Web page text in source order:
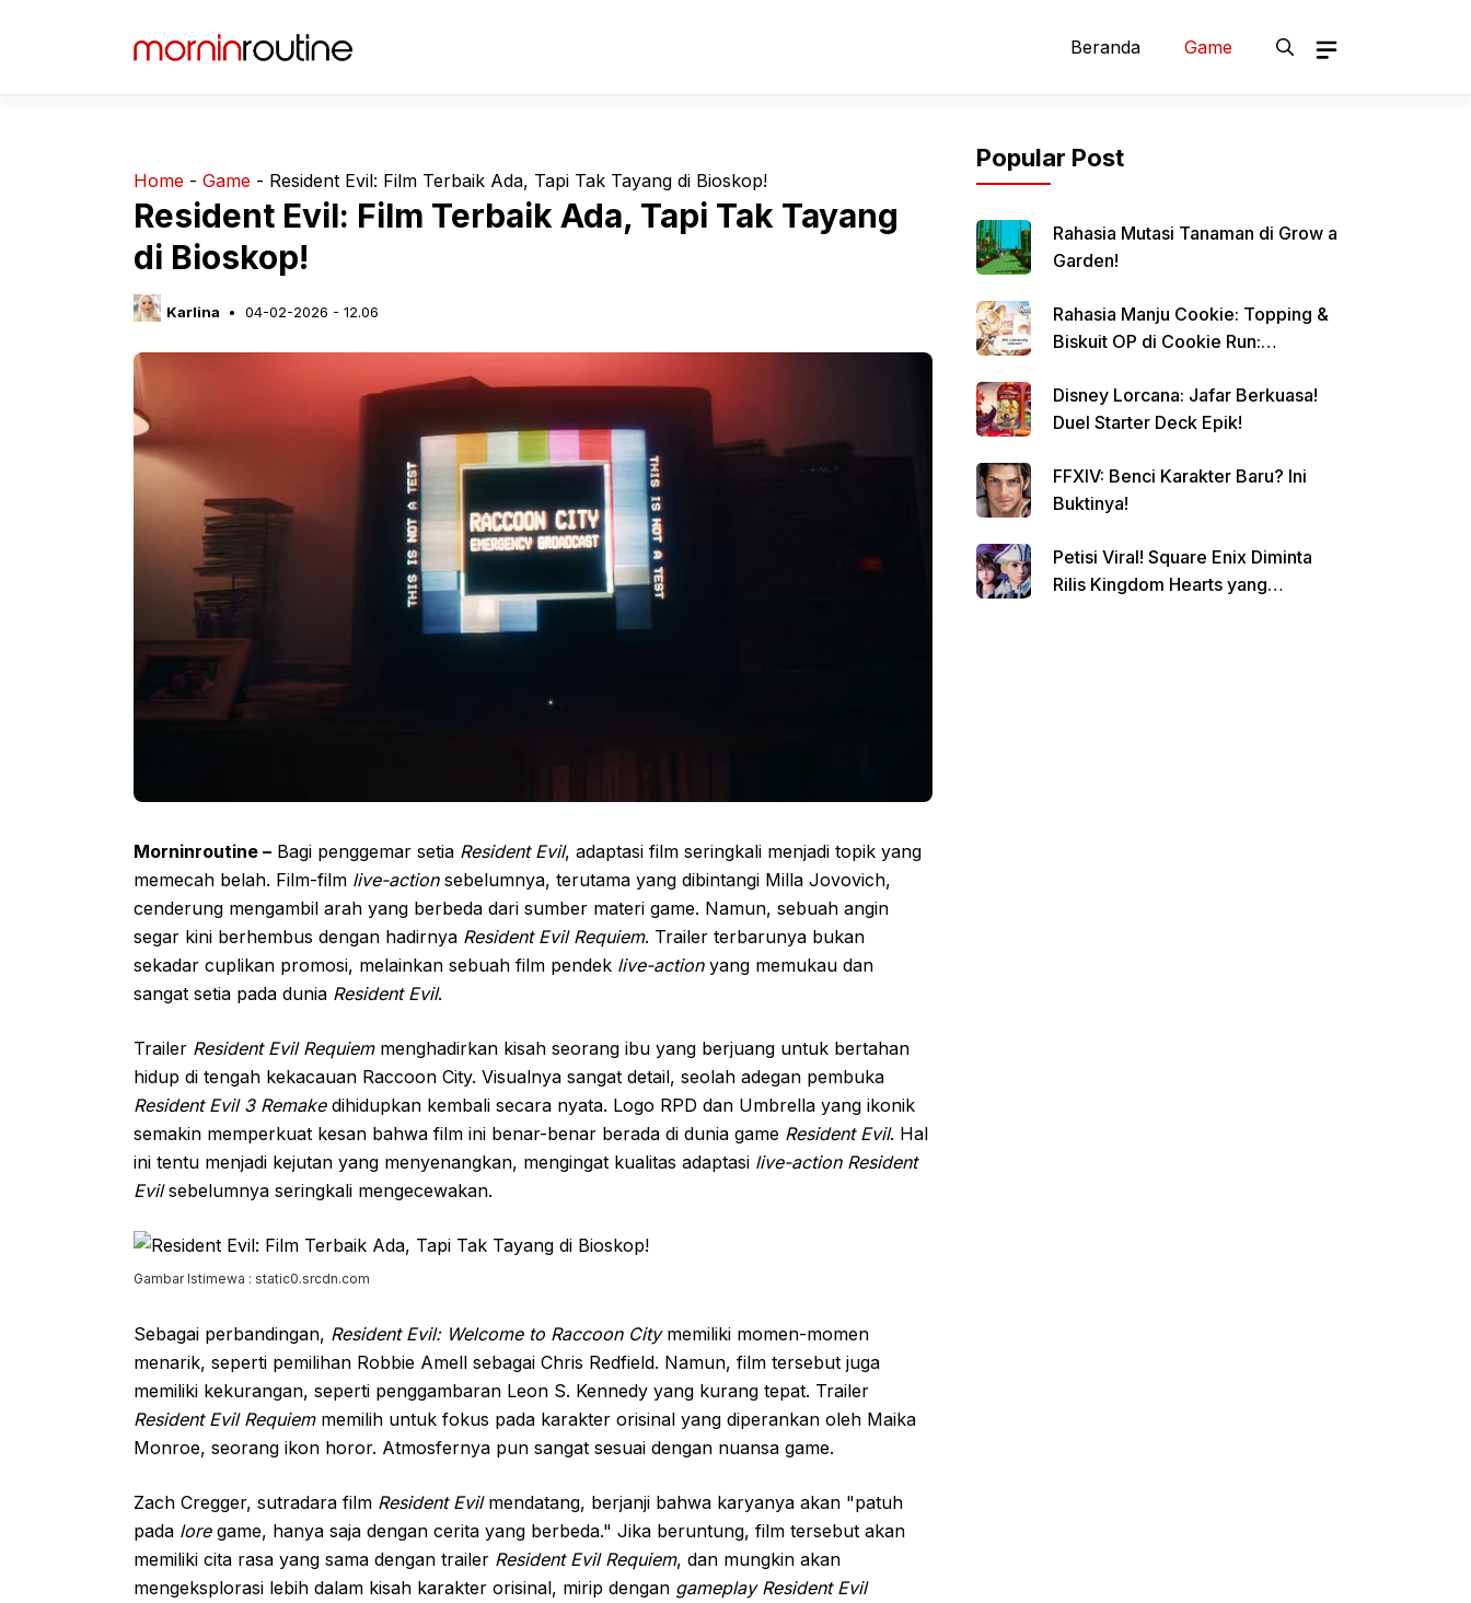
Beranda Game
Home - Game - Resident Evil: Film Terbaik Ada, Tapi Tak Tayang di Bioskop!
Resident Evil: Film Terbaik Ada, Tapi Tak Tayang
di Bioskop!
Karlina 04-02-2026 - 12.06
Morninroutine – Bagi penggemar setia Resident Evil, adaptasi film seringkali menjadi topik yang
memecah belah. Film-film live-actionsebelumnya, terutama yang dibintangi Milla Jovovich,
cenderung mengambil arah yang berbeda dari sumber materi game. Namun, sebuah angin
segar kini berhembus dengan hadirnya Resident Evil Requiem. Trailer terbarunya bukan
sekadar cuplikan promosi, melainkan sebuah film pendek live-actionyang memukau dan
sangat setia pada dunia Resident Evil.
Trailer Resident Evil Requiemmenghadirkan kisah seorang ibu yang berjuang untuk bertahan
hidup di tengah kekacauan Raccoon City. Visualnya sangat detail, seolah adegan pembuka
Resident Evil 3 Remakedihidupkan kembali secara nyata. Logo RPD dan Umbrella yang ikonik
semakin memperkuat kesan bahwa film ini benar-benar berada di dunia game Resident Evil. Hal
ini tentu menjadi kejutan yang menyenangkan, mengingat kualitas adaptasi live-action Resident
Evilsebelumnya seringkali mengecewakan.
Gambar Istimewa : static0.srcdn.com
Sebagai perbandingan, Resident Evil: Welcome to Raccoon Citymemiliki momen-momen
menarik, seperti pemilihan Robbie Amell sebagai Chris Redfield. Namun, film tersebut juga
memiliki kekurangan, seperti penggambaran Leon S. Kennedy yang kurang tepat. Trailer
Resident Evil Requiemmemilih untuk fokus pada karakter orisinal yang diperankan oleh Maika
Monroe, seorang ikon horor. Atmosfernya pun sangat sesuai dengan nuansa game.
Zach Cregger, sutradara film Resident Evilmendatang, berjanji bahwa karyanya akan "patuh
pada loregame, hanya saja dengan cerita yang berbeda." Jika beruntung, film tersebut akan
memiliki cita rasa yang sama dengan trailer Resident Evil Requiem, dan mungkin akan
mengeksplorasi lebih dalam kisah karakter orisinal, mirip dengan gameplay Resident Evil
Popular Post
Rahasia Mutasi Tanaman di Grow a
Garden!
Rahasia Manju Cookie: Topping &
Biskuit OP di Cookie Run:
Disney Lorcana: Jafar Berkuasa!
Duel Starter Deck Epik!
FFXIV: Benci Karakter Baru? Ini
Buktinya!
Petisi Viral! Square Enix Diminta
Rilis Kingdom Hearts yang